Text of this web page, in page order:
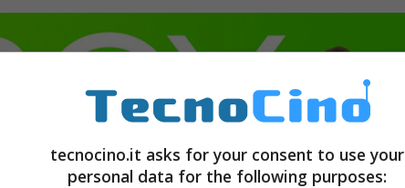
tecnocino.it asks for your consent to use your
personal data for the following purposes: